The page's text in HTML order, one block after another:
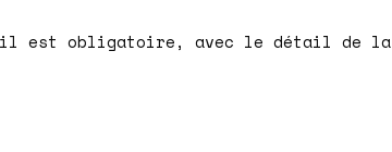
est obligatoire, avec le détail de la